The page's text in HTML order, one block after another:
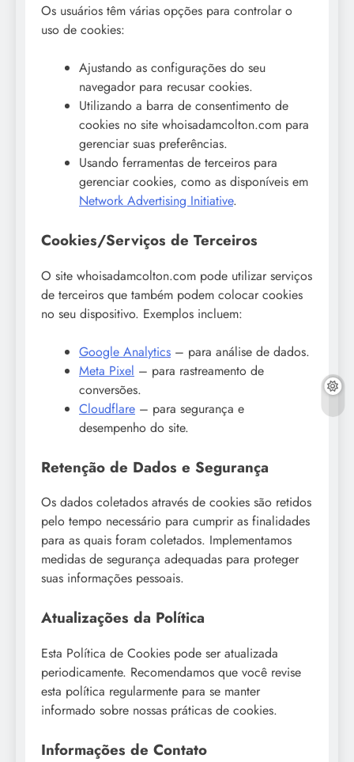
Os usuários têm várias opções para controlar o
uso de cookies:
Ajustando as configurações do seu
navegador para recusar cookies.
Utilizando a barra de consentimento de
cookies no site whoisadamcolton.com para
gerenciar suas preferências.
Usando ferramentas de terceiros para
gerenciar cookies, como as disponíveis em
Network Advertising Initiative.
Cookies/Serviços de Terceiros
O site whoisadamcolton.com pode utilizar serviços
de terceiros que também podem colocar cookies
no seu dispositivo. Exemplos incluem:
Google Analytics – para análise de dados.
Meta Pixel – para rastreamento de
conversões.
Cloudflare – para segurança e
desempenho do site.
Retenção de Dados e Segurança
Os dados coletados através de cookies são retidos
pelo tempo necessário para cumprir as finalidades
para as quais foram coletados. Implementamos
medidas de segurança adequadas para proteger
suas informações pessoais.
Atualizações da Política
Esta Política de Cookies pode ser atualizada
periodicamente. Recomendamos que você revise
esta política regularmente para se manter
informado sobre nossas práticas de cookies.
Informações de Contato